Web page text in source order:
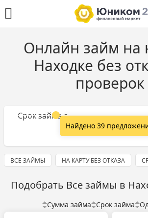
Онлайн займ на
Находке без
проверок
Сумма займа
Срок займа
Найдено 39
ВСЕ ЗАЙМЫ НА КАРТУ БЕЗ ОТКАЗА
Подобрать Все займы в
Сумма займа Срок займа